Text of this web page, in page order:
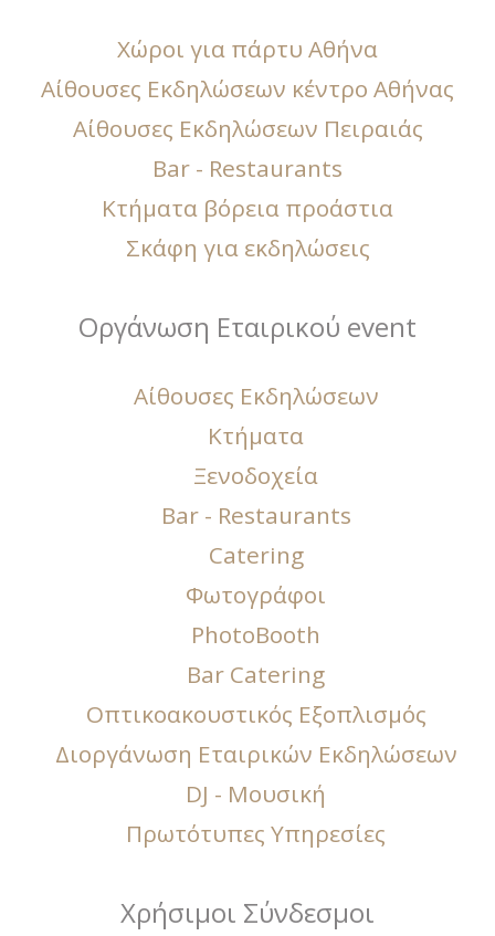
Χώροι για πάρτυ Αθήνα
Αίθουσες Εκδηλώσεων κέντρο Αθήνας
Αίθουσες Εκδηλώσεων Πειραιάς
Bar - Restaurants
Κτήματα βόρεια προάστια
Σκάφη για εκδηλώσεις
Οργάνωση Εταιρικού event
Αίθουσες Εκδηλώσεων
Κτήματα
Ξενοδοχεία
Bar - Restaurants
Catering
Φωτογράφοι
PhotoBooth
Bar Catering
Οπτικοακουστικός Εξοπλισμός
Διοργάνωση Εταιρικών Εκδηλώσεων
DJ - Μουσική
Πρωτότυπες Υπηρεσίες
Χρήσιμοι Σύνδεσμοι